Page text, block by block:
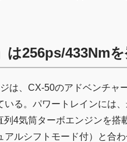
は256ps/433Nm
は、CX-50のアドベンチ
いる。パワートレインには
列4気筒ターボエンジンを
アルシフトモード付）と合